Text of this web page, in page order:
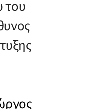
του